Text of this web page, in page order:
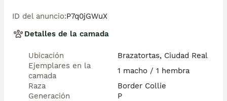
✅ Cartilla sanitaria al día
✅ Toda la documentación en regla
✅ Procedentes de excelentes líneas genéticas
Nuestros cachorros crecen rodeados de cariño y
atención, garantizando un carácter equilibrado, una
excelente salud y una adaptación perfecta a su nueva
familia.
ID del anuncio:P7q0jGWuX
Detalles de la camada
Ubicación
Brazatortas, Ciudad Real
Ejemplares en la
camada
1 macho / 1 hembra
Raza
Border Collie
Generación
P